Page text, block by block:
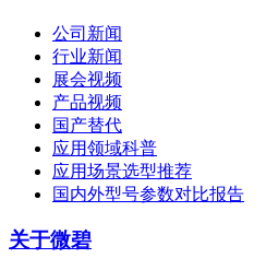
公司新闻
行业新闻
展会视频
产品视频
国产替代
应用领域科普
应用场景选型推荐
国内外型号参数对比报告
关于微碧